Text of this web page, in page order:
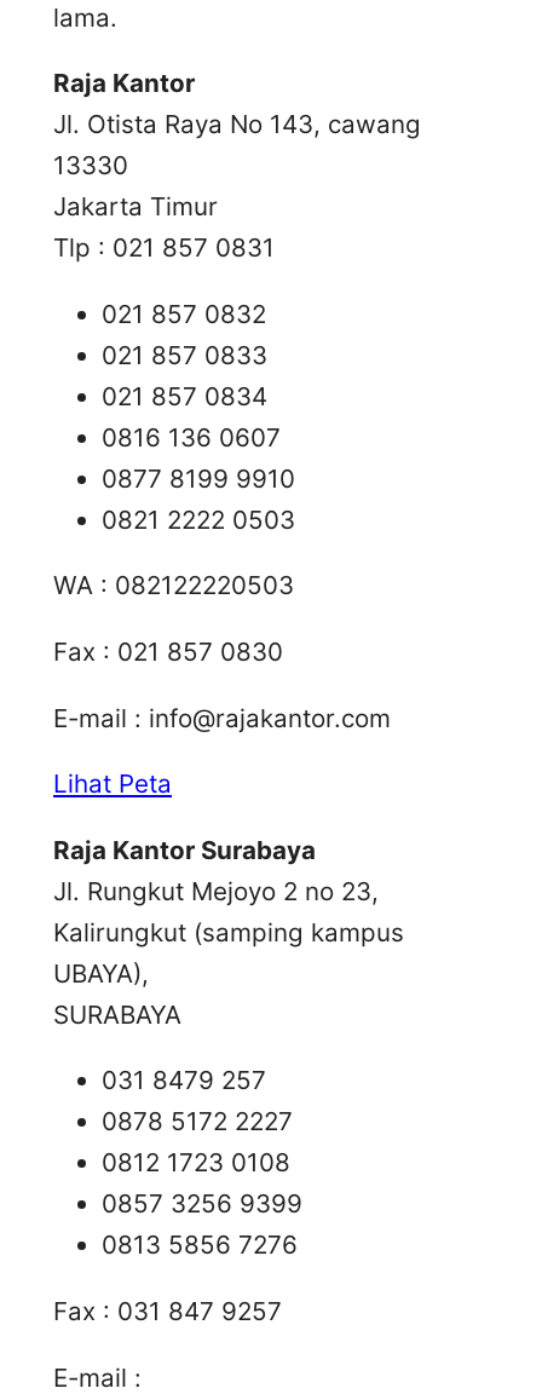
lama.
Raja Kantor
Jl. Otista Raya No 143, cawang
13330
Jakarta Timur
Tlp : 021 857 0831
021 857 0832
021 857 0833
021 857 0834
0816 136 0607
0877 8199 9910
0821 2222 0503
WA : 082122220503
Fax : 021 857 0830
E-mail : info@rajakantor.com
Lihat Peta
Raja Kantor Surabaya
Jl. Rungkut Mejoyo 2 no 23,
Kalirungkut (samping kampus
UBAYA),
SURABAYA
031 8479 257
0878 5172 2227
0812 1723 0108
0857 3256 9399
0813 5856 7276
Fax : 031 847 9257
E-mail :